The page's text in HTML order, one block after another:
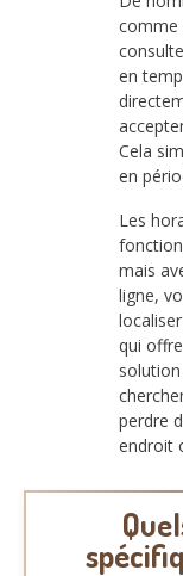
comme
en
Cela
en
Les
mais
ligne,
qui
perdre
endroit